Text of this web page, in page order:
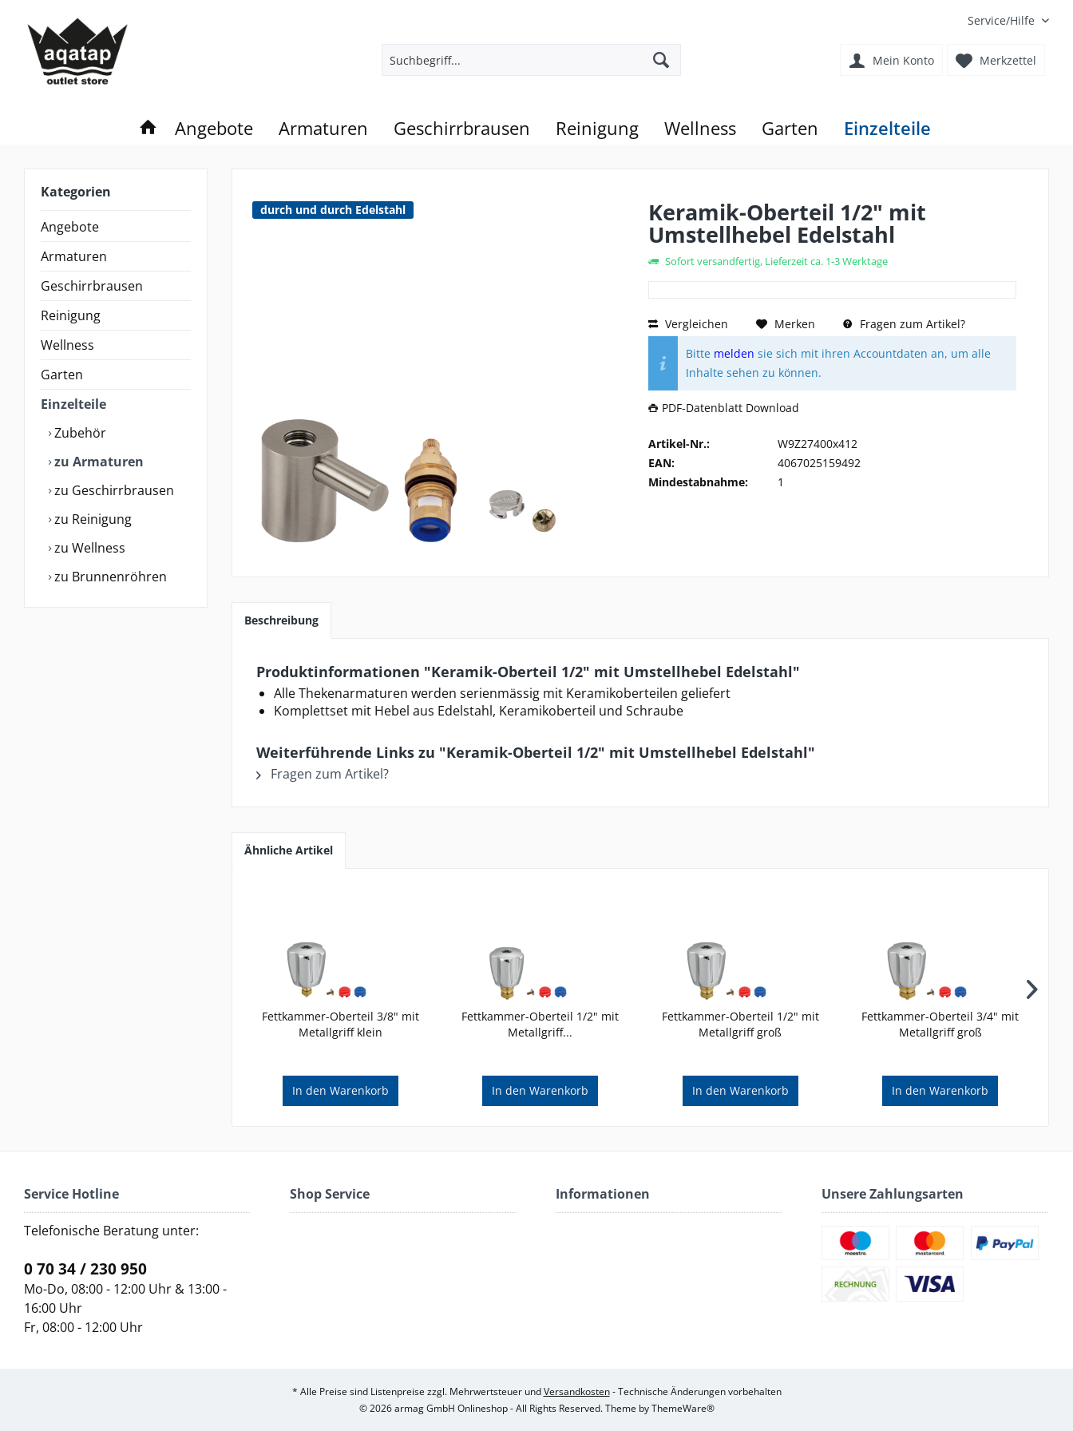
Service/Hilfe
Merkzettel
Mein Konto
Angebote Armaturen Geschirrbrausen Reinigung Wellness Garten Einzelteile
Kategorien
Angebote
Armaturen
Geschirrbrausen
Reinigung
Wellness
Garten
Einzelteile
Zubehör
zu Armaturen
zu Geschirrbrausen
zu Reinigung
zu Wellness
zu Brunnenröhren
durch und durch Edelstahl Keramik-Oberteil 1/2" mit
Umstellhebel Edelstahl
Sofort versandfertig, Lieferzeit ca. 1-3 Werktage
Vergleichen Merken
Fragen zum Artikel?
Bitte melden sie sich mit ihren Accountdaten an, um alle
Inhalte sehen zu können.
PDF-Datenblatt Download
Artikel-Nr.:
W9Z27400x412
EAN:
4067025159492
Mindestabnahme:
1
Beschreibung
Produktinformationen "Keramik-Oberteil 1/2" mit Umstellhebel Edelstahl"
Alle Thekenarmaturen werden serienmässig mit Keramikoberteilen geliefert
Komplettset mit Hebel aus Edelstahl, Keramikoberteil und Schraube
Weiterführende Links zu "Keramik-Oberteil 1/2" mit Umstellhebel Edelstahl"
Fragen zum Artikel?
Ähnliche Artikel
Fettkammer-Oberteil 3/8" mit
Metallgriff klein
In den Warenkorb
Fettkammer-Oberteil 1/2" mit
Metallgriff...
In den Warenkorb
Fettkammer-Oberteil 1/2" mit
Metallgriff groß
In den Warenkorb
Fettkammer-Oberteil 3/4" mit
Metallgriff groß
In den Warenkorb
Service Hotline
Telefonische Beratung unter:
0 70 34 / 230 950
Mo-Do, 08:00 - 12:00 Uhr & 13:00 -
16:00 Uhr
Fr, 08:00 - 12:00 Uhr
Shop Service Informationen Unsere Zahlungsarten
* Alle Preise sind Listenpreise zzgl. Mehrwertsteuer undVersandkosten- Technische Änderungen vorbehalten
© 2026 armag GmbH Onlineshop - All Rights Reserved. Theme byThemeWare®